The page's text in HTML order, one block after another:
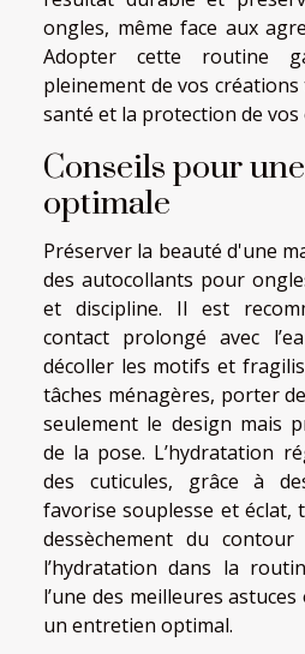
ongles, même face aux
Adopter cette routine
pleinement de vos
santé et la protection de
Conseils pour
optimale
Préserver la beauté d'une
des autocollants pour
et discipline. Il est
contact prolongé avec
décoller les motifs et
tâches ménagères, porter
seulement le design mais
de la pose. L’hydratation
des cuticules, grâce à
favorise souplesse et éclat,
dessèchement du
l’hydratation dans la
l’une des meilleures
un entretien optimal.